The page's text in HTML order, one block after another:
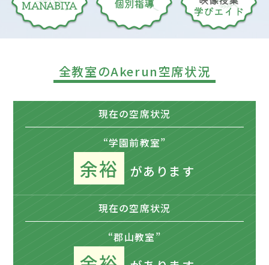
全教室のAkerun空席状況
現在の空席状況
“学園前教室”
余裕 があります
現在の空席状況
“郡山教室”